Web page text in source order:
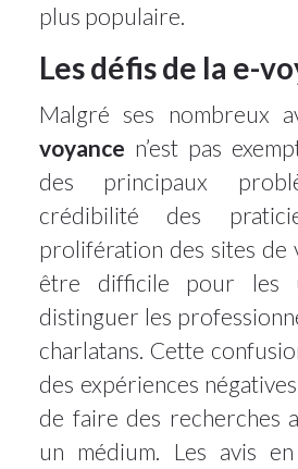
plus populaire.
Les défis de la e-
Malgré ses nombreux
voyance n’est pas
des principaux
crédibilité des
prolifération des sites de
être difficile pour les
distinguer les
charlatans. Cette
des expériences
de faire des recherches
un médium. Les avis